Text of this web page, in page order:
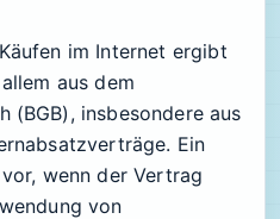
im Internet ergibt
aus dem
(BGB), insbesondere aus
Ein
wenn der Vertrag
von